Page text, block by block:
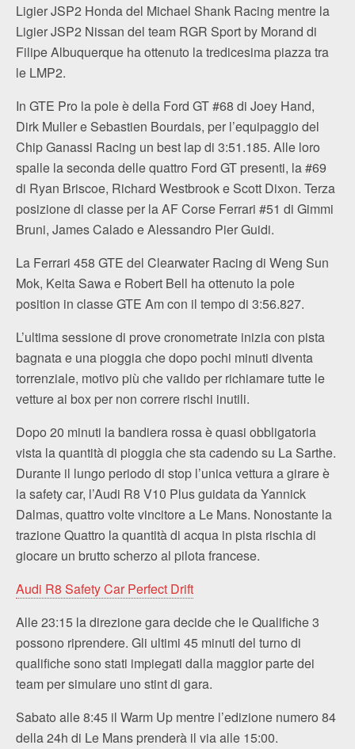
Ligier JSP2 Honda del Michael Shank Racing mentre la
Ligier JSP2 Nissan del team RGR Sport by Morand di
Filipe Albuquerque ha ottenuto la tredicesima piazza tra
le LMP2.
In GTE Pro la pole è della Ford GT #68 di Joey Hand,
Dirk Muller e Sebastien Bourdais, per l’equipaggio del
Chip Ganassi Racing un best lap di 3:51.185. Alle loro
spalle la seconda delle quattro Ford GT presenti, la #69
di Ryan Briscoe, Richard Westbrook e Scott Dixon. Terza
posizione di classe per la AF Corse Ferrari #51 di Gimmi
Bruni, James Calado e Alessandro Pier Guidi.
La Ferrari 458 GTE del Clearwater Racing di Weng Sun
Mok, Keita Sawa e Robert Bell ha ottenuto la pole
position in classe GTE Am con il tempo di 3:56.827.
L’ultima sessione di prove cronometrate inizia con pista
bagnata e una pioggia che dopo pochi minuti diventa
torrenziale, motivo più che valido per richiamare tutte le
vetture ai box per non correre rischi inutili.
Dopo 20 minuti la bandiera rossa è quasi obbligatoria
vista la quantità di pioggia che sta cadendo su La Sarthe.
Durante il lungo periodo di stop l’unica vettura a girare è
la safety car, l’Audi R8 V10 Plus guidata da Yannick
Dalmas, quattro volte vincitore a Le Mans. Nonostante la
trazione Quattro la quantità di acqua in pista rischia di
giocare un brutto scherzo al pilota francese.
Audi R8 Safety Car Perfect Drift
Alle 23:15 la direzione gara decide che le Qualifiche 3
possono riprendere. Gli ultimi 45 minuti del turno di
qualifiche sono stati impiegati dalla maggior parte dei
team per simulare uno stint di gara.
Sabato alle 8:45 il Warm Up mentre l’edizione numero 84
della 24h di Le Mans prenderà il via alle 15:00.